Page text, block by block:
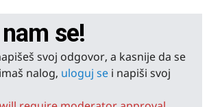
se!
svoj odgovor, a kasnije da se
nalog, uloguj se i napiši svoj